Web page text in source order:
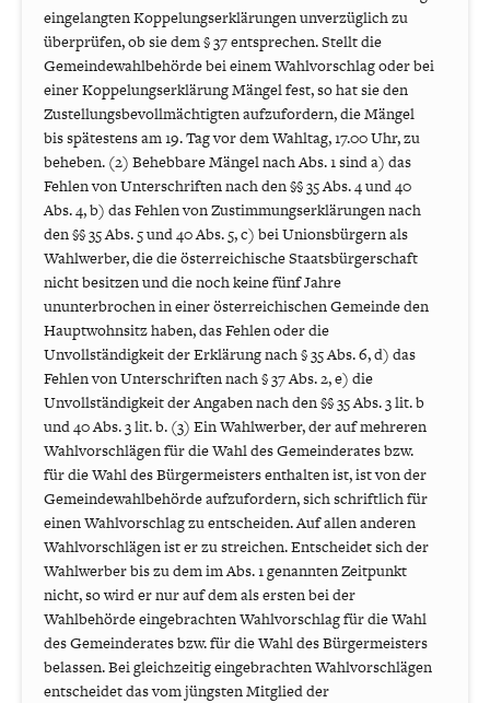
eingelangten Koppelungserklärungen unverzüglich zu
überprüfen, ob sie dem § 37 entsprechen. Stellt die
Gemeindewahlbehörde bei einem Wahlvorschlag oder bei
einer Koppelungserklärung Mängel fest, so hat sie den
Zustellungsbevollmächtigten aufzufordern, die Mängel
bis spätestens am 19. Tag vor dem Wahltag, 17.00 Uhr, zu
beheben. (2) Behebbare Mängel nach Abs. 1 sind a) das
Fehlen von Unterschriften nach den §§ 35 Abs. 4 und 40
Abs. 4, b) das Fehlen von Zustimmungserklärungen nach
den §§ 35 Abs. 5 und 40 Abs. 5, c) bei Unionsbürgern als
Wahlwerber, die die österreichische Staatsbürgerschaft
nicht besitzen und die noch keine fünf Jahre
ununterbrochen in einer österreichischen Gemeinde den
Hauptwohnsitz haben, das Fehlen oder die
Unvollständigkeit der Erklärung nach § 35 Abs. 6, d) das
Fehlen von Unterschriften nach § 37 Abs. 2, e) die
Unvollständigkeit der Angaben nach den §§ 35 Abs. 3 lit. b
und 40 Abs. 3 lit. b. (3) Ein Wahlwerber, der auf mehreren
Wahlvorschlägen für die Wahl des Gemeinderates bzw.
für die Wahl des Bürgermeisters enthalten ist, ist von der
Gemeindewahlbehörde aufzufordern, sich schriftlich für
einen Wahlvorschlag zu entscheiden. Auf allen anderen
Wahlvorschlägen ist er zu streichen. Entscheidet sich der
Wahlwerber bis zu dem im Abs. 1 genannten Zeitpunkt
nicht, so wird er nur auf dem als ersten bei der
Wahlbehörde eingebrachten Wahlvorschlag für die Wahl
des Gemeinderates bzw. für die Wahl des Bürgermeisters
belassen. Bei gleichzeitig eingebrachten Wahlvorschlägen
entscheidet das vom jüngsten Mitglied der